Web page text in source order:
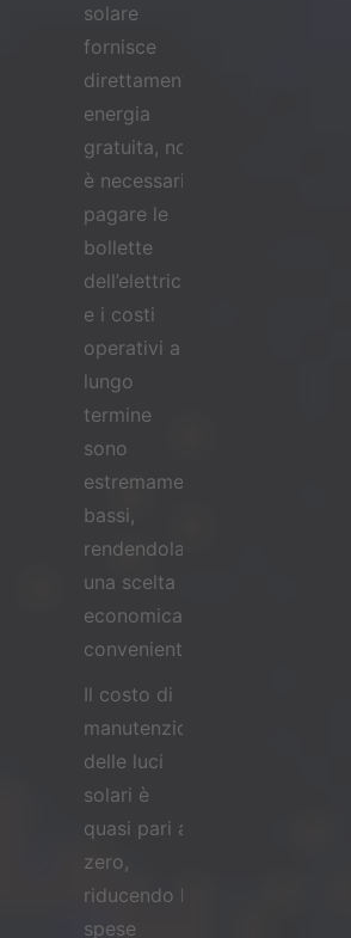
solare
fornisce
direttamente
energia
gratuita, non
è necessario
pagare le
bollette
dell’elettricità
e i costi
operativi a
lungo
termine
sono
estremamente
bassi,
rendendola
una scelta
economica e
conveniente.
Il costo di
manutenzione
delle luci
solari è
quasi pari a
zero,
riducendo le
spese